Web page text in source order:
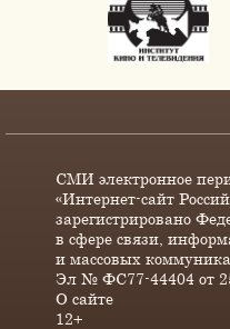
СМИ электронное
«Интернет-сайт
зарегистрировано
в сфере связи,
и массовых
Эл № ФС77-44404 от
О сайте
12+